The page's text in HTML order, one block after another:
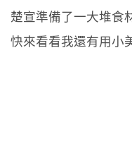
楚宣準備了一大堆食
快來看看我還有用小